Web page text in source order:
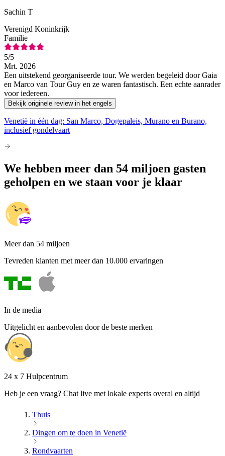
Sachin T
Verenigd Koninkrijk
Familie
5/5
Mrt. 2026
Een uitstekend georganiseerde tour. We werden begeleid door Gaia
en Marco van Tour Guy en ze waren fantastisch. Een echte aanrader
voor iedereen.
Bekijk originele review in het engels
Venetië in één dag: San Marco, Dogepaleis, Murano en Burano,
inclusief gondelvaart
We hebben meer dan 54 miljoen gasten
geholpen en we staan voor je klaar
Meer dan 54 miljoen
Tevreden klanten met meer dan 10.000 ervaringen
In de media
Uitgelicht en aanbevolen door de beste merken
24 x 7 Hulpcentrum
Heb je een vraag? Chat live met lokale experts overal en altijd
Thuis
Dingen om te doen in Venetië
Rondvaarten